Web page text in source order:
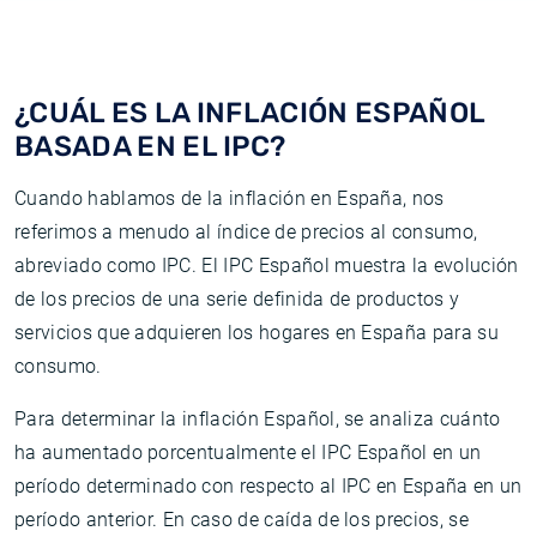
¿CUÁL ES LA INFLACIÓN ESPAÑOL
BASADA EN EL IPC?
Cuando hablamos de la inflación en España, nos
referimos a menudo al índice de precios al consumo,
abreviado como IPC. El IPC Español muestra la evolución
de los precios de una serie definida de productos y
servicios que adquieren los hogares en España para su
consumo.
Para determinar la inflación Español, se analiza cuánto
ha aumentado porcentualmente el IPC Español en un
período determinado con respecto al IPC en España en un
período anterior. En caso de caída de los precios, se